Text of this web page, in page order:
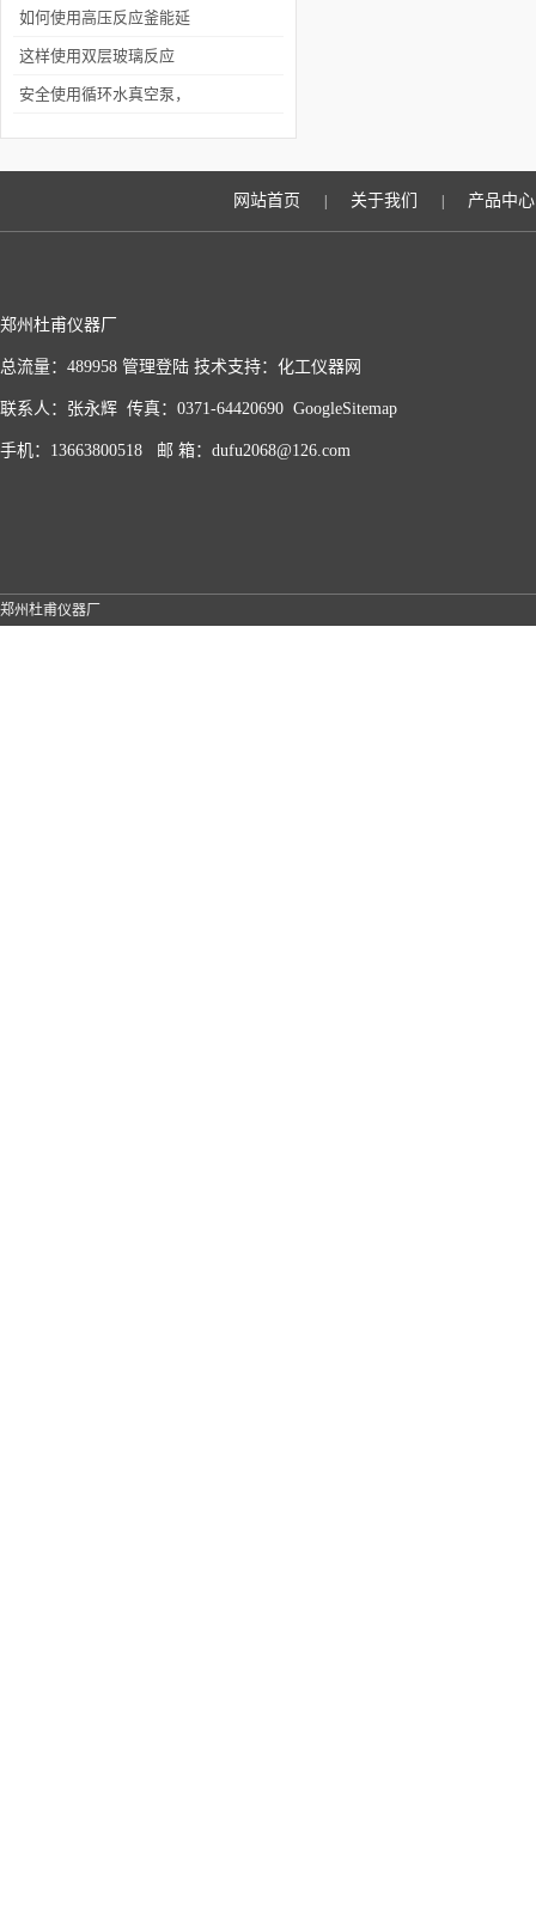
事项
如何使用高压反应釜能延
长其使用寿命？
这样使用双层玻璃反应
釜，多用几年不成问题！
安全使用循环水真空泵，
网站首页 关于我们 产品中心
郑州杜甫仪器厂
总流量：489958 管理登陆 技术支持： 化工仪器网
联系人：张永辉 传真：0371-64420690 GoogleSitemap
手机：13663800518 邮 箱：dufu2068@126.com
郑州杜甫仪器厂